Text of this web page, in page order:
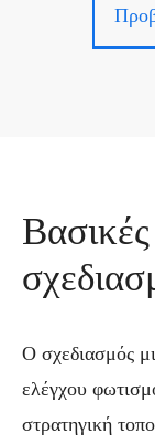
Ο σχεδιασμός
ελέγχου
στρατηγική